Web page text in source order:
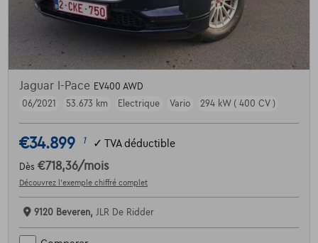
Jaguar I-Pace EV400 AWD
06/2021
53.673 km Electrique Vario 294 kW ( 400 CV )
€34.899 1 ✓ TVA déductible
Dès €718,36/mois
Découvrez l’exemple chiffré complet
9120 Beveren, JLR De Ridder